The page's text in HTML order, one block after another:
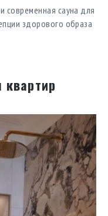
современная сауна для
здорового образа